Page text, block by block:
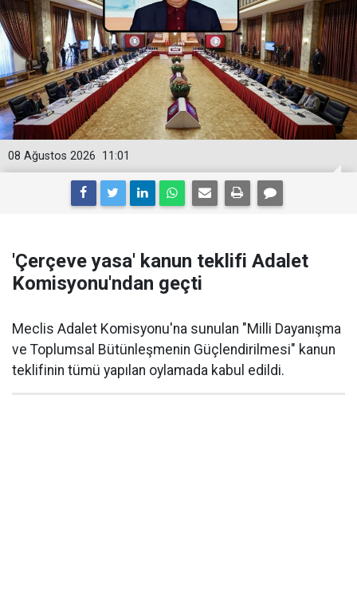
11:01
08 Ağustos 2026
'Çerçeve yasa' kanun teklifi Adalet
Komisyonu'ndan geçti
Meclis Adalet Komisyonu'na sunulan "Milli Dayanışma
ve Toplumsal Bütünleşmenin Güçlendirilmesi" kanun
teklifinin tümü yapılan oylamada kabul edildi.